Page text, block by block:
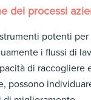
dei processi
potenti per
i flussi di
cità di raccogliere
possono